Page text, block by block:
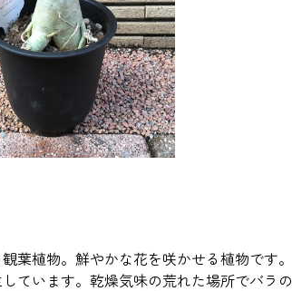
葉植物。鮮やかな花を咲かせる植物です。
ています。乾燥気味の荒れた場所でバラの